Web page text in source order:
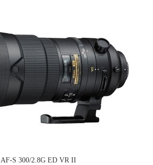
AF-S 300/2.8G ED VR II